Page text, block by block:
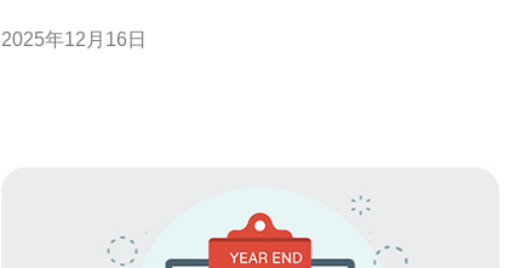
挑战 在选择免费VPS时，用户常常会面临一些挑战。首
2025年12月16日